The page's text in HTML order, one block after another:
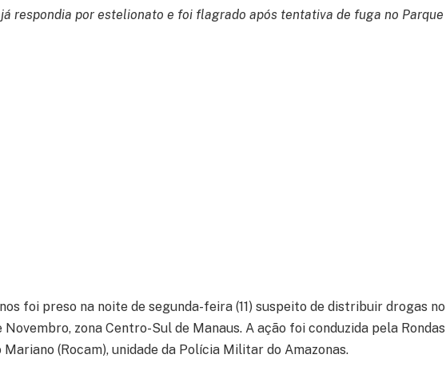
respondia por estelionato e foi flagrado após tentativa de fuga no Parque
foi preso na noite de segunda-feira (11) suspeito de distribuir drogas no
Novembro, zona Centro-Sul de Manaus. A ação foi conduzida pela Rondas
Mariano (Rocam), unidade da Polícia Militar do Amazonas.